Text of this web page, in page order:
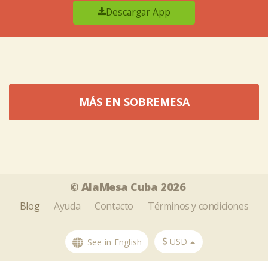
Descargar App
MÁS EN SOBREMESA
© AlaMesa Cuba 2026
Blog Ayuda Contacto Términos y condiciones
See in English USD